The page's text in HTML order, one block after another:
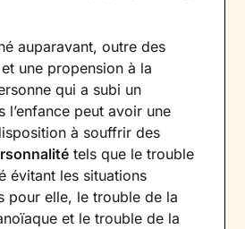
auparavant, outre des
une propension à la
qui a subi un
l’enfance peut avoir une
à souffrir des
tels que le trouble
évitant les situations
pour elle, le trouble de la
et le trouble de la